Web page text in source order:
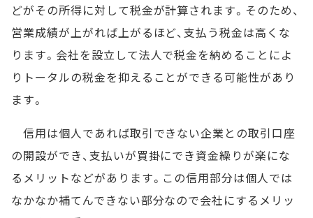
どがその所得に対して税金が計算されます。そのため、
営業成績が上がれば上がるほど、支払う税金は高くな
ります。会社を設立して法人で税金を納めることによ
りトータルの税金を抑えることができる可能性があり
ます。
信用は個人であれば取引できない企業との取引口座
の開設ができ、支払いが買掛にでき資金繰りが楽にな
るメリットなどがあります。この信用部分は個人では
なかなか補てんできない部分なので会社にするメリッ